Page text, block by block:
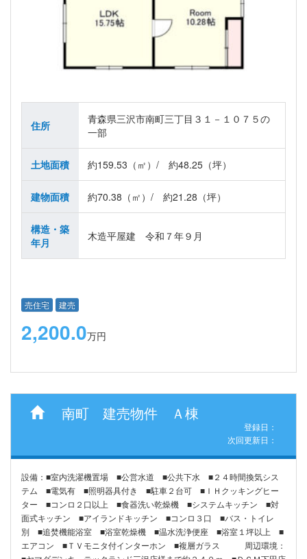
住所
青森県三沢市南町三丁目３１－１０７５の
一部
土地面積 約159.53（㎡）/ 約48.25（坪）
建物面積 約70.38（㎡）/ 約21.28（坪）
構造・築
年月
木造平屋建 令和７年９月
売住宅 建売
2,200.0万円
南町 建売物件 Ａ棟
登録日：
次回更新日：
設備：■室内洗濯機置場 ■公営水道 ■公共下水 ■２４時間換気シス
テム ■電気有 ■照明器具付き ■駐車２台可 ■ＩＨクッキングヒー
ター ■コンロ２口以上 ■食器洗い乾燥機 ■システムキッチン ■対
面式キッチン ■アイランドキッチン ■コンロ３口 ■バス・トイレ
別 ■追焚機能浴室 ■浴室乾燥機 ■温水洗浄便座 ■浴室１坪以上 ■
エアコン ■ＴＶモニタ付インターホン ■複層ガラス 周辺環境：